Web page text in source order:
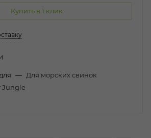
Купить в 1 клик
— Для морских свинок
Jungle